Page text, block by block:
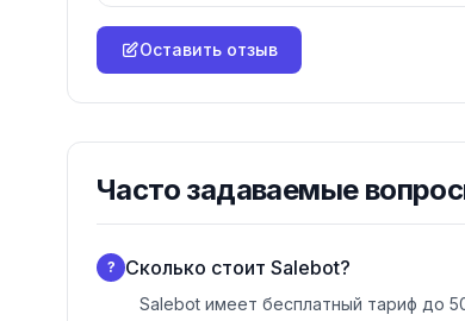
Оставить отзыв
Часто задаваемые
? Сколько стоит Salebot?
Salebot имеет бесплатный тариф до